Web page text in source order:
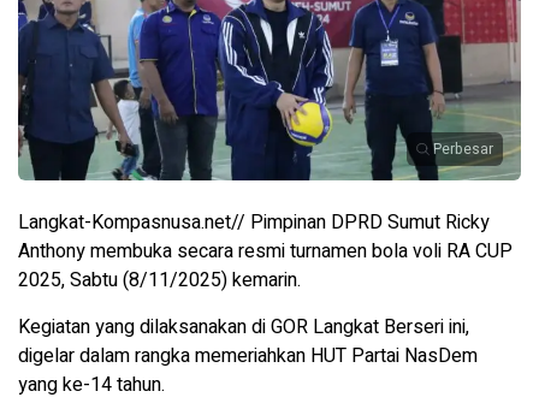
Perbesar
Langkat-Kompasnusa.net// Pimpinan DPRD Sumut Ricky
Anthony membuka secara resmi turnamen bola voli RA CUP
2025, Sabtu (8/11/2025) kemarin.
Kegiatan yang dilaksanakan di GOR Langkat Berseri ini,
digelar dalam rangka memeriahkan HUT Partai NasDem
yang ke-14 tahun.